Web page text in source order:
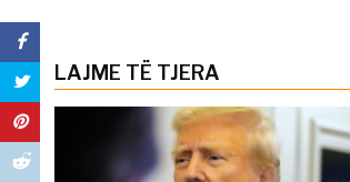
LAJME TË TJERA